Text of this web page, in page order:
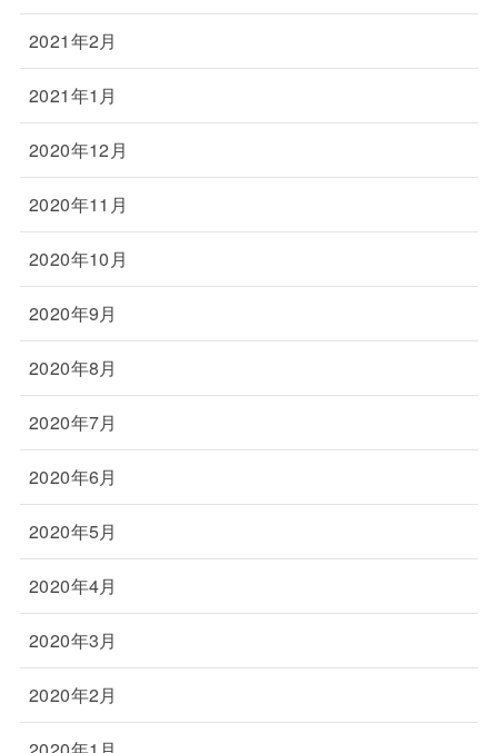
2021年2月
2021年1月
2020年12月
2020年11月
2020年10月
2020年9月
2020年8月
2020年7月
2020年6月
2020年5月
2020年4月
2020年3月
2020年2月